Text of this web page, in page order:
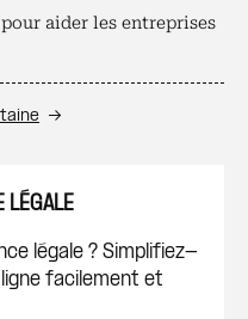
aider les entreprises
LÉGALE
légale ? Simplifiez-
facilement et